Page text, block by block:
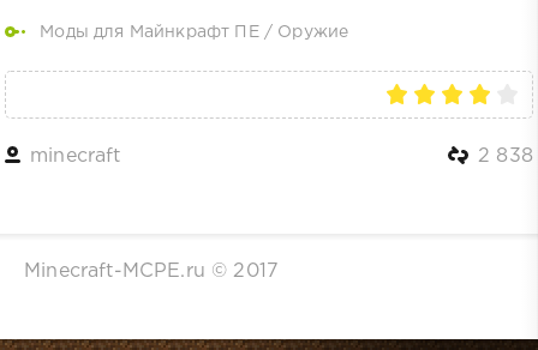
Моды для Майнкрафт ПЕ / Оружие
minecraft 2 838
Minecraft-MCPE.ru © 2017